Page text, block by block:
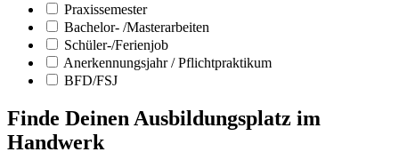
Praxissemester
Bachelor- /Masterarbeiten
Schüler-/Ferienjob
Anerkennungsjahr / Pflichtpraktikum
BFD/FSJ
Finde Deinen Ausbildungsplatz im
Handwerk